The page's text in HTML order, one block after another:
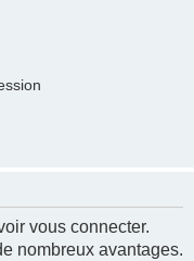
vous connecter.
nombreux avantages.